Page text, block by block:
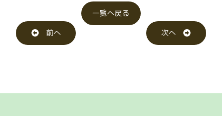
前へ
一覧へ戻る
次へ